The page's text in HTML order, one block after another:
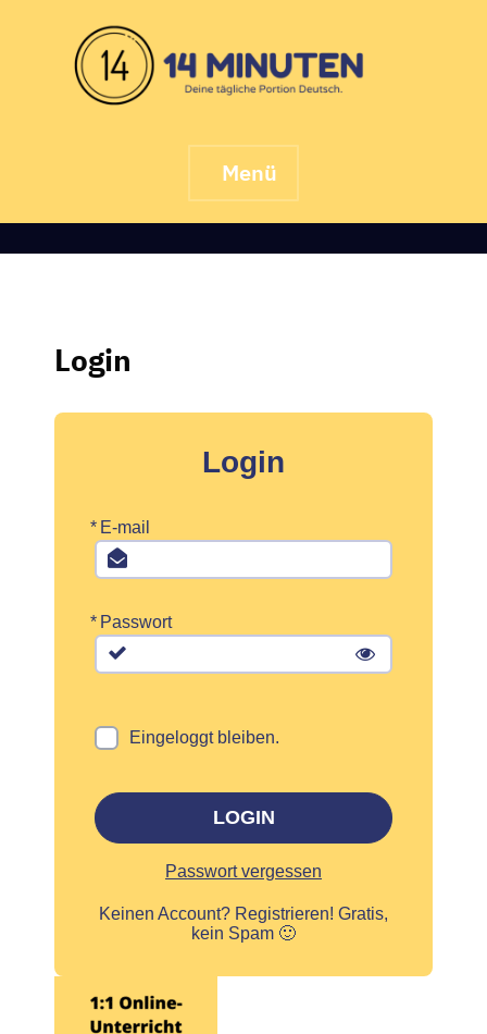
content
Menü
Login
Login
* E-mail
* Passwort
Eingeloggt bleiben.
LOGIN
Passwort vergessen
Keinen Account? Registrieren! Gratis,
kein Spam 🙂